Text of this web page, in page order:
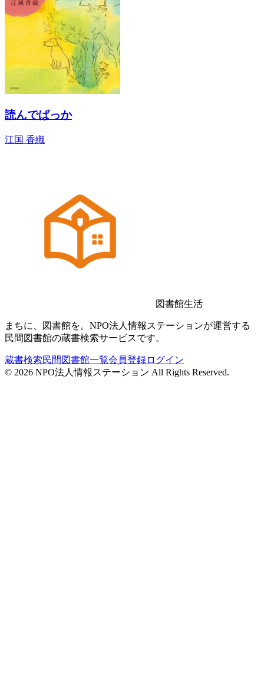
読んでばっか
江国 香織
図書館生活
まちに、図書館を。NPO法人情報ステーションが運営する
民間図書館の蔵書検索サービスです。
蔵書検索民間図書館一覧会員登録ログイン
© 2026 NPO法人情報ステーション All Rights Reserved.